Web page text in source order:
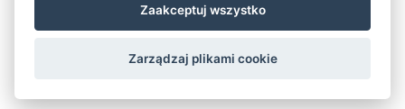
Zaakceptuj wszystko
Zarządzaj plikami cookie